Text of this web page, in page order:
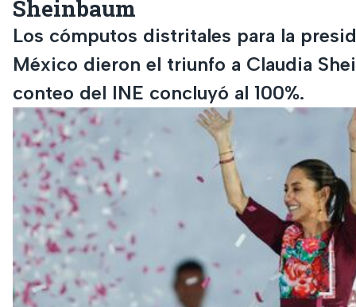
Sheinbaum
Los cómputos distritales para la
México dieron el triunfo a Claudia
conteo del INE concluyó al 100%.